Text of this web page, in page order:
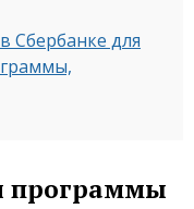
Сбербанке для
программы